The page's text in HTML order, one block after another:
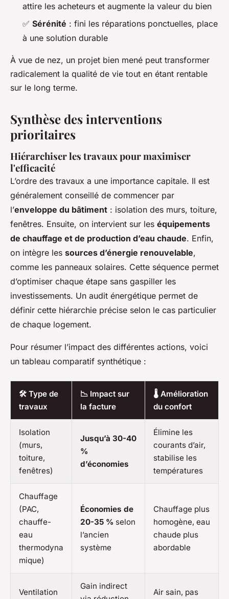
attire les acheteurs et augmente la valeur du bien
✅ Sérénité : fini les réparations ponctuelles, place
à une solution durable
À vue de nez, un projet bien mené peut transformer
radicalement la qualité de vie tout en étant rentable
sur le long terme.
Synthèse des interventions
prioritaires
Hiérarchiser les travaux pour maximiser
l'efficacité
L’ordre des travaux a une importance capitale. Il est
généralement conseillé de commencer par
l’enveloppe du bâtiment : isolation des murs, toiture,
fenêtres. Ensuite, on intervient sur les équipements
de chauffage et de production d’eau chaude. Enfin,
on intègre les sources d’énergie renouvelable,
comme les panneaux solaires. Cette séquence permet
d’optimiser chaque étape sans gaspiller les
investissements. Un audit énergétique permet de
définir cette hiérarchie précise selon le cas particulier
de chaque logement.
Pour résumer l’impact des différentes actions, voici
un tableau comparatif synthétique :
🛠️ Type de
travaux
📉 Impact sur
la facture
🌡️ Amélioration
du confort
Isolation
(murs,
toiture,
fenêtres)
Jusqu’à 30-40
%
d’économies
Élimine les
courants d’air,
stabilise les
températures
Chauffage
(PAC,
chauffe-
eau
thermodyna
mique)
Économies de
20-35 % selon
l’ancien
système
Chauffage plus
homogène, eau
chaude plus
abordable
Ventilation
Gain indirect
Air sain, pas